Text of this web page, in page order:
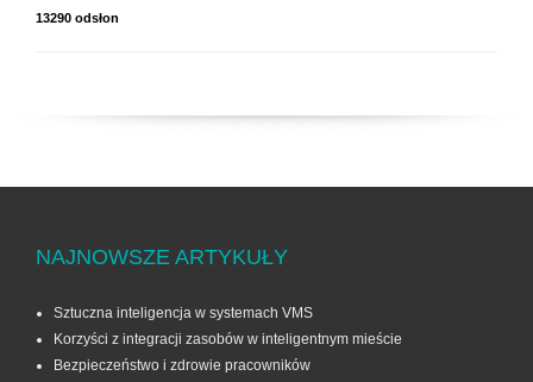
13290 odsłon
NAJNOWSZE ARTYKUŁY
Sztuczna inteligencja w systemach VMS
Korzyści z integracji zasobów w inteligentnym mieście
Bezpieczeństwo i zdrowie pracowników